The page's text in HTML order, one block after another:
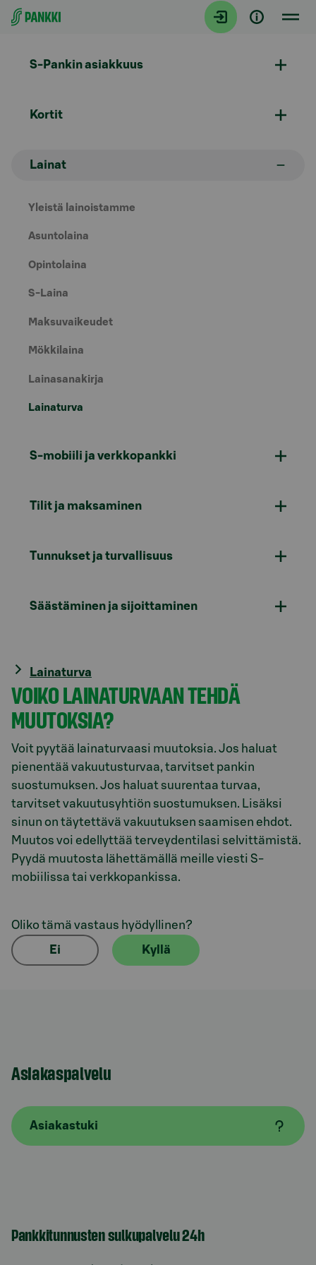
Siirry suoraan sisältöön
S-Pankin asiakkuus
Kortit
Lainat
Yleistä lainoistamme
Asuntolaina
Opintolaina
S-Laina
Maksuvaikeudet
Mökkilaina
Lainasanakirja
Lainaturva
S-mobiili ja verkkopankki
Tilit ja maksaminen
Tunnukset ja turvallisuus
Säästäminen ja sijoittaminen
Lainaturva
VOIKO LAINATURVAAN TEHDÄ
MUUTOKSIA?
Voit pyytää lainaturvaasi muutoksia. Jos haluat
pienentää vakuutusturvaa, tarvitset pankin
suostumuksen. Jos haluat suurentaa turvaa,
tarvitset vakuutusyhtiön suostumuksen. Lisäksi
sinun on täytettävä vakuutuksen saamisen ehdot.
Muutos voi edellyttää terveydentilasi selvittämistä.
Pyydä muutosta lähettämällä meille viesti S-
mobiilissa tai verkkopankissa.
Oliko tämä vastaus hyödyllinen?
Ei Kyllä
Asiakaspalvelu
Asiakastuki
Pankkitunnusten sulkupalvelu 24h